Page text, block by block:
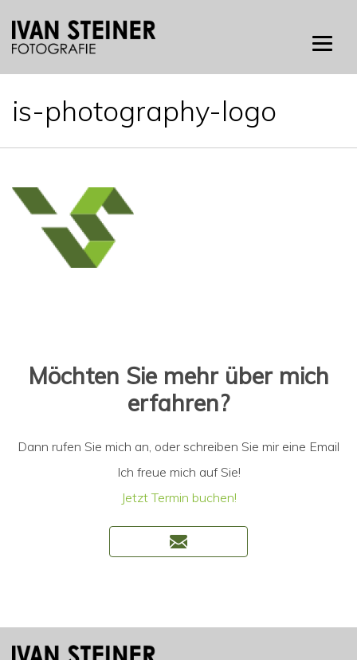
is-photography-logo
Möchten Sie mehr über mich
erfahren?
Dann rufen Sie mich an, oder schreiben Sie mir eine Email
Ich freue mich auf Sie!
Jetzt Termin buchen!